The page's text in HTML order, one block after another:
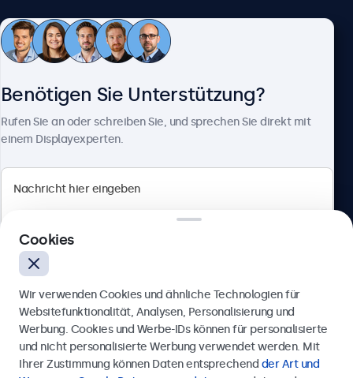
Kundenservice
Berliner Allee 59, 40212 Düsseldorf, Deutschland
Deutsch
Benötigen Sie Unterstützung?
Rufen Sie an oder schreiben Sie, und sprechen Sie direkt mit
einem Displayexperten.
Anfrage senden
Cookies
Wir verwenden Cookies und ähnliche Technologien für
Websitefunktionalität, Analysen, Personalisierung und
Werbung. Cookies und Werbe-IDs können für personalisierte
und nicht personalisierte Werbung verwendet werden. Mit
Ihrer Zustimmung können Daten entsprechend der Art und